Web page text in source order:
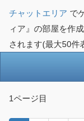
チャットエリア で
ィア』の部屋を作
されます(最大50件
1ページ目